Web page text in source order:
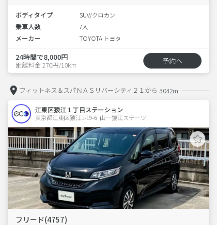
ボディタイプ SUV/クロカン
乗車人数 7人
メーカー TOYOTA トヨタ
24時間で8,000円
距離料金 270円/10km 予約へ
フィットネス＆スパＮＡＳリバーシティ２１から 3042m
江東区猿江１丁目ステーション
東京都江東区猿江1-19-6  山一猿江ステーツ
フリード(4757)